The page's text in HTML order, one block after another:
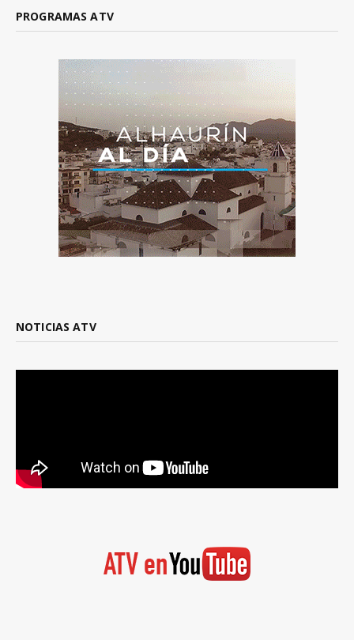
PROGRAMAS ATV
NOTICIAS ATV